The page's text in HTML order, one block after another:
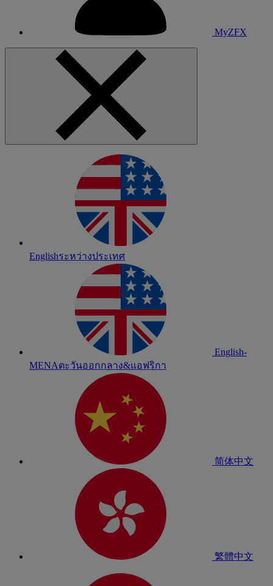
MyZFX
Englishระหว่างประเทศ
English-
MENAตะวันออกกลาง&แอฟริกา
简体中文
繁體中文